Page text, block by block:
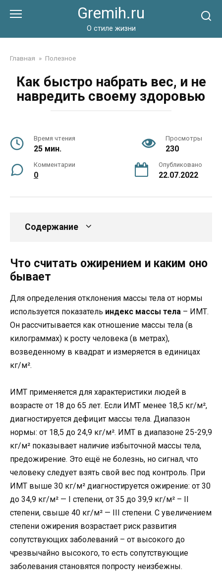
Gremih.ru
О стиле жизни
Главная » Полезное
Как быстро набрать вес, и не
навредить своему здоровью
Время чтения
25 мин.
Просмотры
230
Комментарии
0
Опубликовано
22.07.2022
Содержание
Что считать ожирением и каким оно
бывает
Для определения отклонения массы тела от нормы
используется показатель индекс массы тела – ИМТ.
Он рассчитывается как отношение массы тела (в
килограммах) к росту человека (в метрах),
возведенному в квадрат и измеряется в единицах
кг/м².
ИМТ применяется для характеристики людей в
возрасте от 18 до 65 лет. Если ИМТ менее 18,5 кг/м²,
диагностируется дефицит массы тела. Диапазон
нормы: от 18,5 до 24,9 кг/м². ИМТ в диапазоне 25-29,9
кг/м² показывает наличие избыточной массы тела,
предожирение. Это ещё не болезнь, но сигнал, что
человеку следует взять свой вес под контроль. При
ИМТ выше 30 кг/м² диагностируется ожирение: от 30
до 34,9 кг/м² — I степени, от 35 до 39,9 кг/м² – II
степени, свыше 40 кг/м² — III степени. С увеличением
степени ожирения возрастает риск развития
сопутствующих заболеваний – от высокого до
чрезвычайно высокого, то есть сопутствующие
заболевания становятся попросту неизбежны.